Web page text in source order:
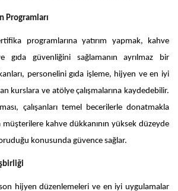
Programları
programlarına yatırım yapmak, kahve
gıda güvenliğini sağlamanın ayrılmaz bir
personelini gıda işleme, hijyen ve en iyi
kurslara ve atölye çalışmalarına kaydedebilir.
çalışanları temel becerilerle donatmakla
müşterilere kahve dükkanının yüksek düzeyde
konusunda güvence sağlar.
hijyen düzenlemeleri ve en iyi uygulamalar